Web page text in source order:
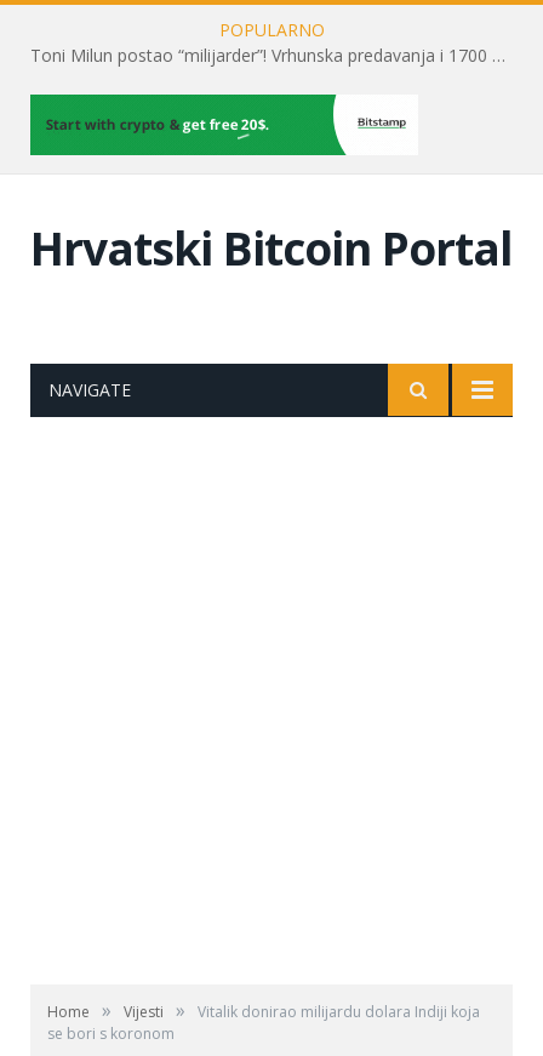
POPULARNO
Toni Milun postao “milijarder”! Vrhunska predavanja i 1700 posjetitelja obilježili su mjesec financijske pismenosti
Hrvatski Bitcoin Portal
NAVIGATE
Home » Vijesti »
Vitalik donirao milijardu dolara Indiji koja
se bori s koronom